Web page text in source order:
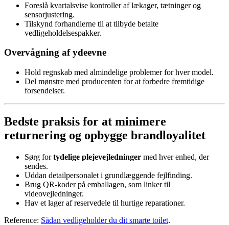
Foreslå kvartalsvise kontroller af lækager, tætninger og
sensorjustering.
Tilskynd forhandlerne til at tilbyde betalte
vedligeholdelsespakker.
Overvågning af ydeevne
Hold regnskab med almindelige problemer for hver model.
Del mønstre med producenten for at forbedre fremtidige
forsendelser.
Bedste praksis for at minimere
returnering og opbygge brandloyalitet
Sørg fortydelige plejevejledninger med hver enhed, der
sendes.
Uddan detailpersonalet i grundlæggende fejlfinding.
Brug QR-koder på emballagen, som linker til
videovejledninger.
Hav et lager af reservedele til hurtige reparationer.
Reference: Sådan vedligeholder du dit smarte toilet.